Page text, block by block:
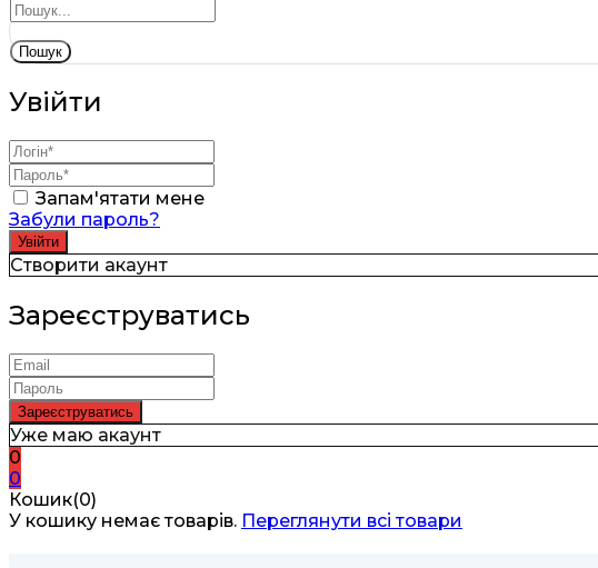
Пошук
Увійти
Запам'ятати мене
Забули пароль?
Створити акаунт
Зареєструватись
Уже маю акаунт
0
0
Кошик(0)
У кошику немає товарів. Переглянути всі товари